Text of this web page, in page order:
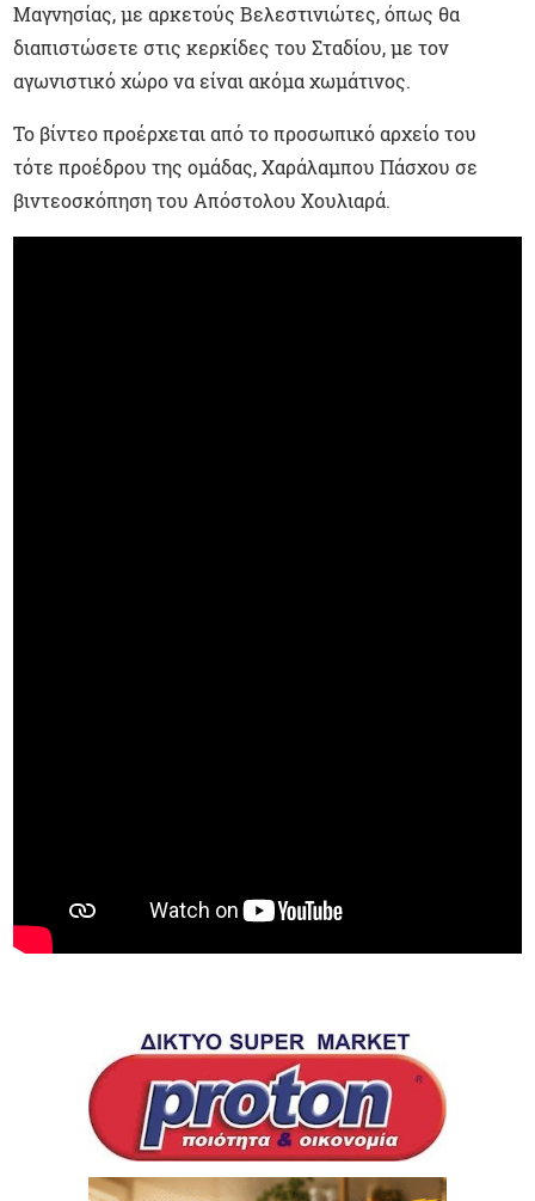
Μαγνησίας, με αρκετούς Βελεστινιώτες, όπως θα
διαπιστώσετε στις κερκίδες του Σταδίου, με τον
αγωνιστικό χώρο να είναι ακόμα χωμάτινος.
Το βίντεο προέρχεται από το προσωπικό αρχείο του
τότε προέδρου της ομάδας, Χαράλαμπου Πάσχου σε
βιντεοσκόπηση του Απόστολου Χουλιαρά.